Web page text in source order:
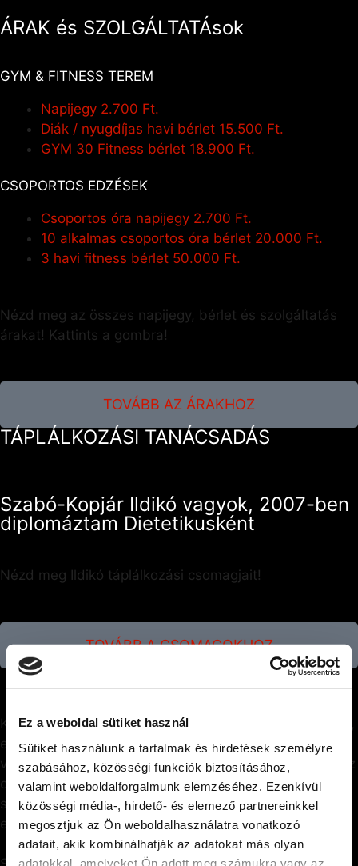
Ez a weboldal sütiket használ
Sütiket használunk a tartalmak és hirdetések személyre
szabásához, közösségi funkciók biztosításához,
valamint weboldalforgalmunk elemzéséhez. Ezenkívül
közösségi média-, hirdető- és elemező partnereinkkel
megosztjuk az Ön weboldalhasználatra vonatkozó
adatait, akik kombinálhatják az adatokat más olyan
adatokkal, amelyeket Ön adott meg számukra vagy az
ÁRAK és SZOLGÁLTATÁsok
GYM & FITNESS TEREM
Napijegy 2.700 Ft.
Diák / nyugdíjas havi bérlet 15.500 Ft.
GYM 30 Fitness bérlet 18.900 Ft.
CSOPORTOS EDZÉSEK
Csoportos óra napijegy 2.700 Ft.
10 alkalmas csoportos óra bérlet 20.000 Ft.
3 havi fitness bérlet 50.000 Ft.
Nézd meg az összes napijegy, bérlet és szolgáltatás
árakat! Kattints a gombra!
TOVÁBB AZ ÁRAKHOZ
TÁPLÁLKOZÁSI TANÁCSADÁS
Szabó-Kopjár Ildikó vagyok, 2007-ben
diplomáztam Dietetikusként
Nézd meg Ildikó táplálkozási csomagjait!
TOVÁBB A CSOMAGOKHOZ
Keress, ha csak egy kis iránymutatásra van szükséged,
esetleg az utolsó pár kilótól szeretnél megszabadulni,
vagy sportolóként nem tudod, hogy kéne táplálkozni az
optimális teljesítmény érdekében. Segítek, ha nagyobb
súlytól szeretnél megszabadulni, vagy éppen
ellenkezőleg, felszednél kicsit